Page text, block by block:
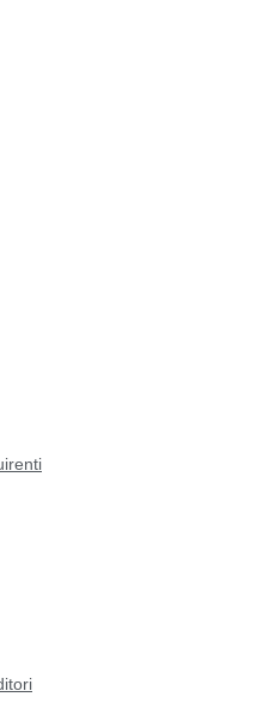
competenze in